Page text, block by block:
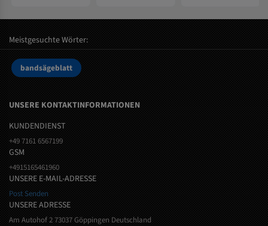
Meistgesuchte Wörter:
bandsägeblatt
UNSERE KONTAKTINFORMATIONEN
KUNDENDIENST
+49 7161 6567199
GSM
+4915165461960
UNSERE E-MAIL-ADRESSE
Post Senden
UNSERE ADRESSE
Am Autohof 2 73037 Göppingen Deutschland